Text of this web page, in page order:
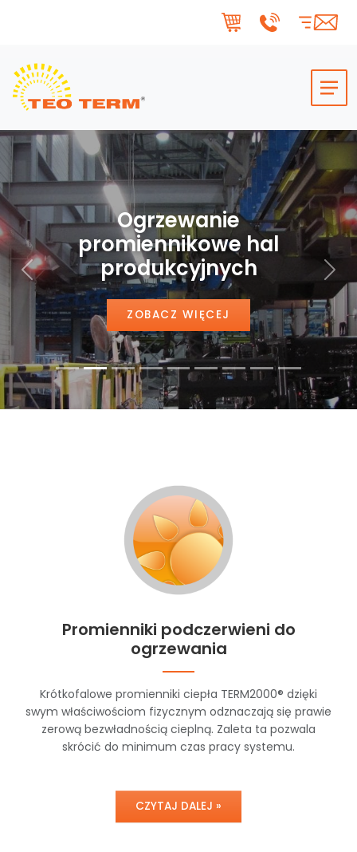
Ogrzewanie
promiennikowe hal
produkcyjnych
ZOBACZ WIĘCEJ
Poprzedni
Promienniki podczerwieni do
ogrzewania
Krótkofalowe promienniki ciepła TERM2000® dzięki
swym właściwościom fizycznym odznaczają się prawie
zerową bezwładnością cieplną. Zaleta ta pozwala
skrócić do minimum czas pracy systemu.
CZYTAJ DALEJ »